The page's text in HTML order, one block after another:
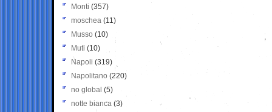
Monti (357)
moschea (11)
Musso (10)
Muti (10)
Napoli (319)
Napolitano (220)
no global (5)
notte bianca (3)